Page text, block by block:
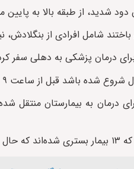
شدید، از طبقه بالا به پایین
شامل افرادی از بنگلادش،
درمان پزشکی به دهلی سفر
وقت محلی رخ داد و آتش‌سوزی حوالی ظهر مهار شد.